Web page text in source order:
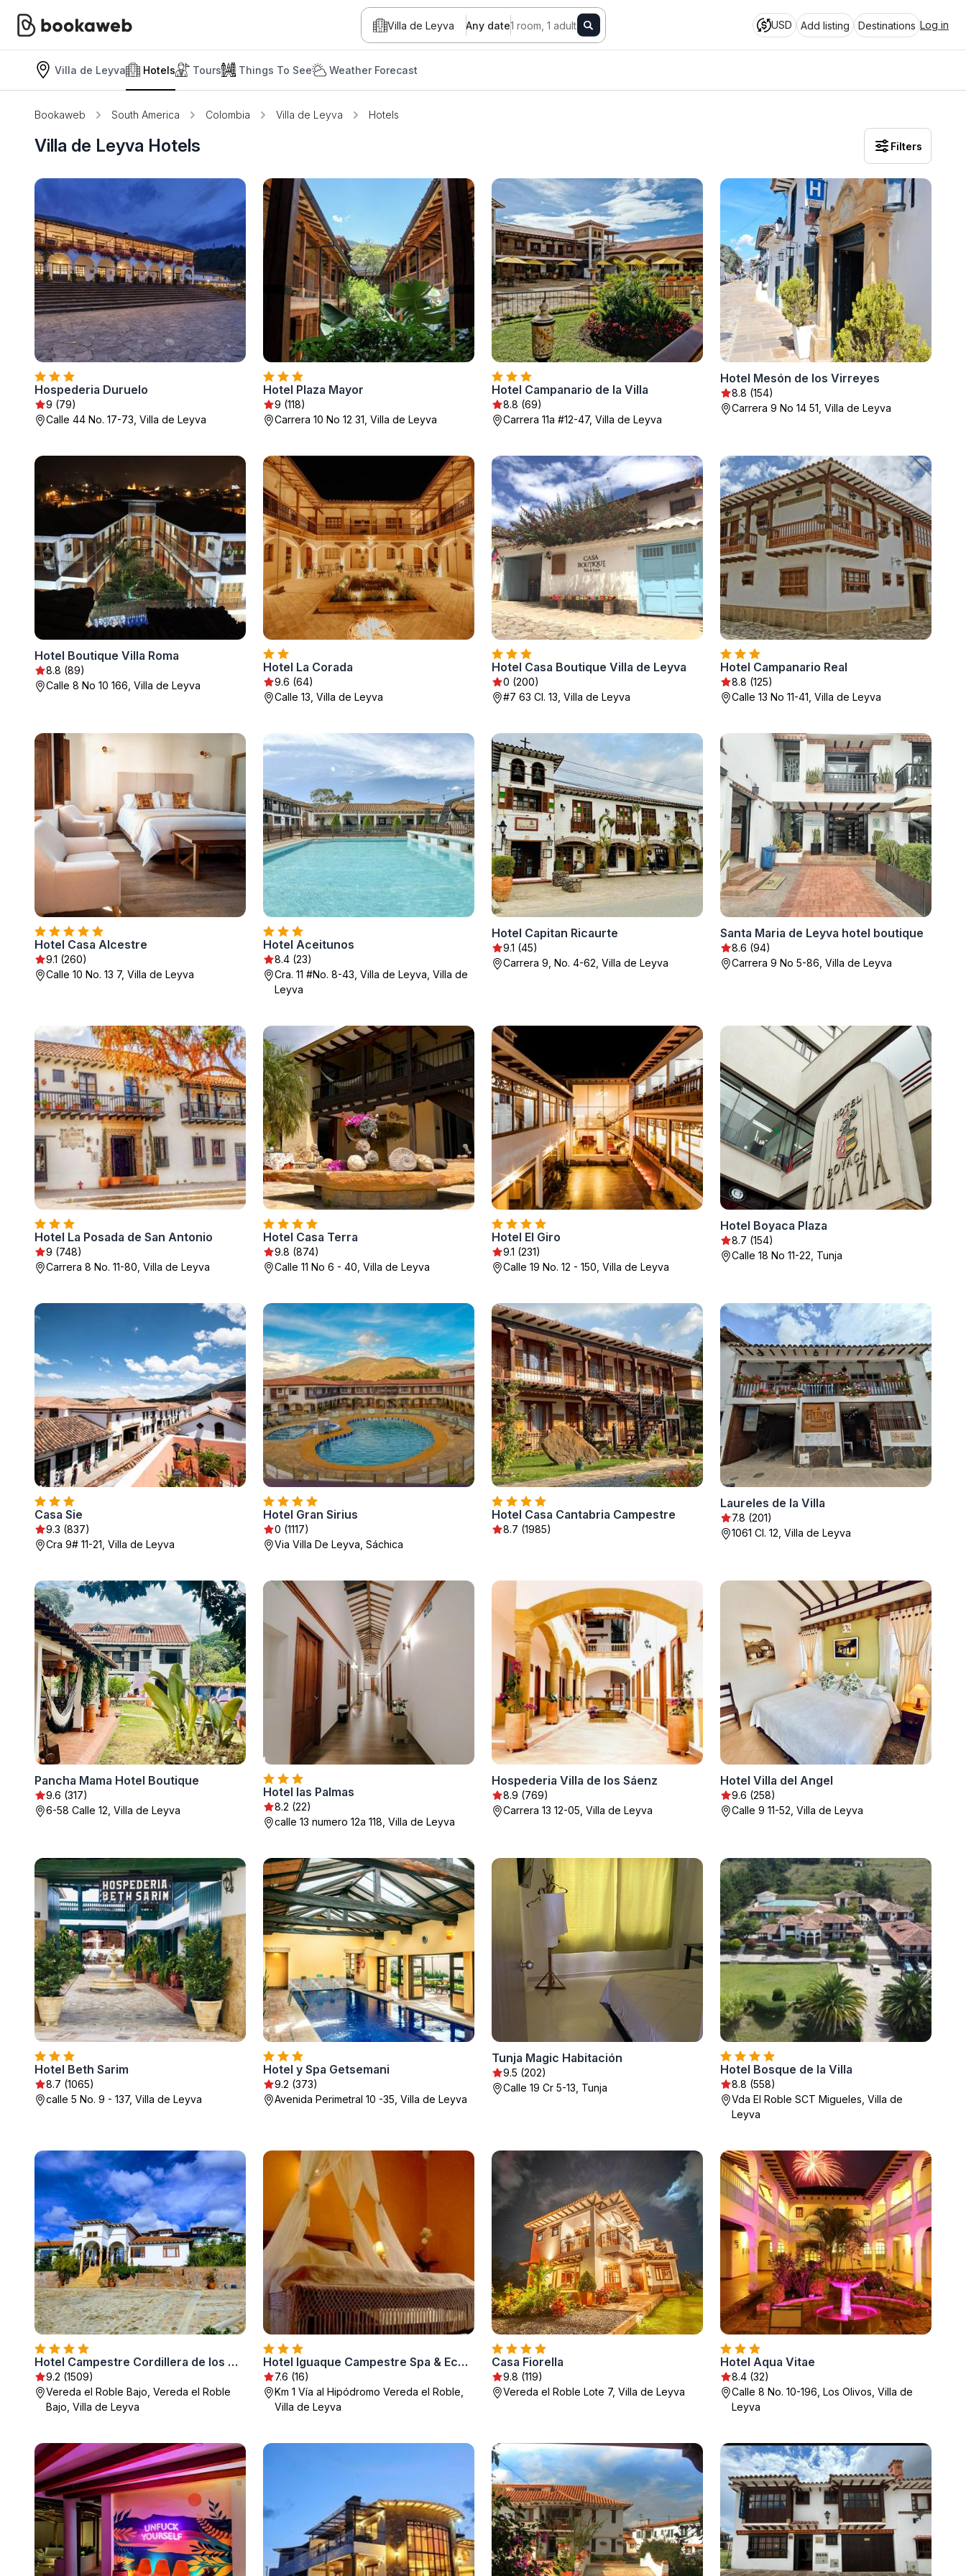
Villa de Leyva Any date1 room, 1 adult USD Add listing Destinations Log in
Villa de Leyva Hotels Tours Things To See Weather Forecast
Bookaweb South America Colombia Villa de Leyva Hotels
Villa de Leyva Hotels Filters
Hospederia Duruelo
9 (79)
Calle 44 No. 17-73, Villa de Leyva
Hotel Plaza Mayor
9 (118)
Carrera 10 No 12 31, Villa de Leyva
Hotel Campanario de la Villa
8.8 (69)
Carrera 11a #12-47, Villa de Leyva
Hotel Mesón de los Virreyes
8.8 (154)
Carrera 9 No 14 51, Villa de Leyva
Hotel Boutique Villa Roma
8.8 (89)
Calle 8 No 10 166, Villa de Leyva
Hotel La Corada
9.6 (64)
Calle 13, Villa de Leyva
Hotel Casa Boutique Villa de Leyva
0 (200)
#7 63 Cl. 13, Villa de Leyva
Hotel Campanario Real
8.8 (125)
Calle 13 No 11-41, Villa de Leyva
Hotel Casa Alcestre
9.1 (260)
Calle 10 No. 13 7, Villa de Leyva
Hotel Aceitunos
8.4 (23)
Cra. 11 #No. 8-43, Villa de Leyva, Villa de
Leyva
Hotel Capitan Ricaurte
9.1 (45)
Carrera 9, No. 4-62, Villa de Leyva
Santa Maria de Leyva hotel boutique
8.6 (94)
Carrera 9 No 5-86, Villa de Leyva
Hotel La Posada de San Antonio
9 (748)
Carrera 8 No. 11-80, Villa de Leyva
Hotel Casa Terra
9.8 (874)
Calle 11 No 6 - 40, Villa de Leyva
Hotel El Giro
9.1 (231)
Calle 19 No. 12 - 150, Villa de Leyva
Hotel Boyaca Plaza
8.7 (154)
Calle 18 No 11-22, Tunja
Casa Sie
9.3 (837)
Cra 9# 11-21, Villa de Leyva
Hotel Gran Sirius
0 (1117)
Via Villa De Leyva, Sáchica
Hotel Casa Cantabria Campestre
8.7 (1985)
Laureles de la Villa
7.8 (201)
1061 Cl. 12, Villa de Leyva
Pancha Mama Hotel Boutique
9.6 (317)
6-58 Calle 12, Villa de Leyva
Hotel las Palmas
8.2 (22)
calle 13 numero 12a 118, Villa de Leyva
Hospederia Villa de los Sáenz
8.9 (769)
Carrera 13 12-05, Villa de Leyva
Hotel Villa del Angel
9.6 (258)
Calle 9 11-52, Villa de Leyva
Hotel Beth Sarim
8.7 (1065)
calle 5 No. 9 - 137, Villa de Leyva
Hotel y Spa Getsemani
9.2 (373)
Avenida Perimetral 10 -35, Villa de Leyva
Tunja Magic Habitación
9.5 (202)
Calle 19 Cr 5-13, Tunja
Hotel Bosque de la Villa
8.8 (558)
Vda El Roble SCT Migueles, Villa de
Leyva
Hotel Campestre Cordillera de los Andes
9.2 (1509)
Vereda el Roble Bajo, Vereda el Roble
Bajo, Villa de Leyva
Hotel Iguaque Campestre Spa & Ecolodge
7.6 (16)
Km 1 Vía al Hipódromo Vereda el Roble,
Villa de Leyva
Casa Fiorella
9.8 (119)
Vereda el Roble Lote 7, Villa de Leyva
Hotel Aqua Vitae
8.4 (32)
Calle 8 No. 10-196, Los Olivos, Villa de
Leyva